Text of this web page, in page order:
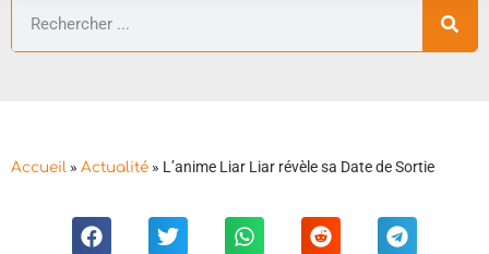
Accueil » Actualité » L’anime Liar Liar révèle sa Date de Sortie